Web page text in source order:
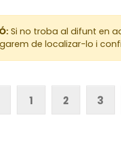
Si no troba al difunt en
de localizar-lo i
1 2 3